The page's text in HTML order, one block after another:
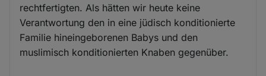
rechtfertigten. Als hätten wir heute keine
Verantwortung den in eine jüdisch konditionierte
Familie hineingeborenen Babys und den
muslimisch konditionierten Knaben gegenüber.